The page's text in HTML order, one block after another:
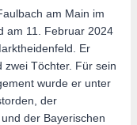
am Main im
am 11. Februar 2024
Er
zwei Töchter. Für sein
wurde er unter
der
der Bayerischen